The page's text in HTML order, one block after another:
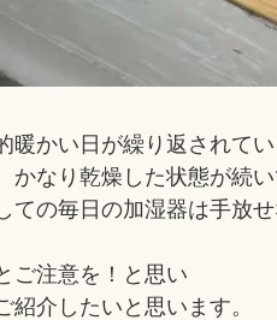
暖かい日が繰り返されて
かなり乾燥した状態が続
ての毎日の加湿器は手放
ご注意を！と思い
紹介したいと思います。